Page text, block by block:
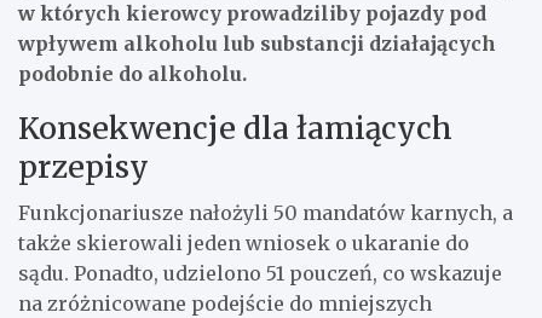
w których kierowcy prowadziliby pojazdy pod
wpływem alkoholu lub substancji działających
podobnie do alkoholu.
Konsekwencje dla łamiących
przepisy
Funkcjonariusze nałożyli 50 mandatów karnych, a
także skierowali jeden wniosek o ukaranie do
sądu. Ponadto, udzielono 51 pouczeń, co wskazuje
na zróżnicowane podejście do mniejszych